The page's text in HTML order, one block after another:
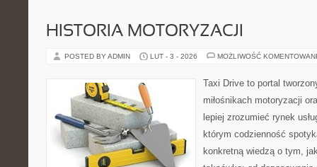
HISTORIA MOTORYZACJI
POSTED BY ADMIN LUT - 3 - 2026 MOŻLIWOŚĆ
Taxi Drive to portal
miłośnikach motoryzacji
lepiej zrozumieć rynek
którym codzienność
konkretną wiedzą o tym,